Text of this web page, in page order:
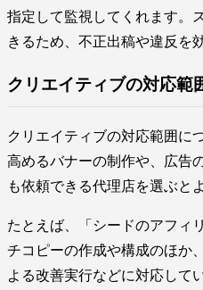
指定して監視してくれます。
きるため、不正出稿や違反を
クリエイティブの対応範
クリエイティブの対応範囲に
高めるバナーの制作や、広告
も依頼できる代理店を選ぶと
たとえば、「シードのアフィ
チコピーの作成や構成のほか
よる改善実行などに対応して